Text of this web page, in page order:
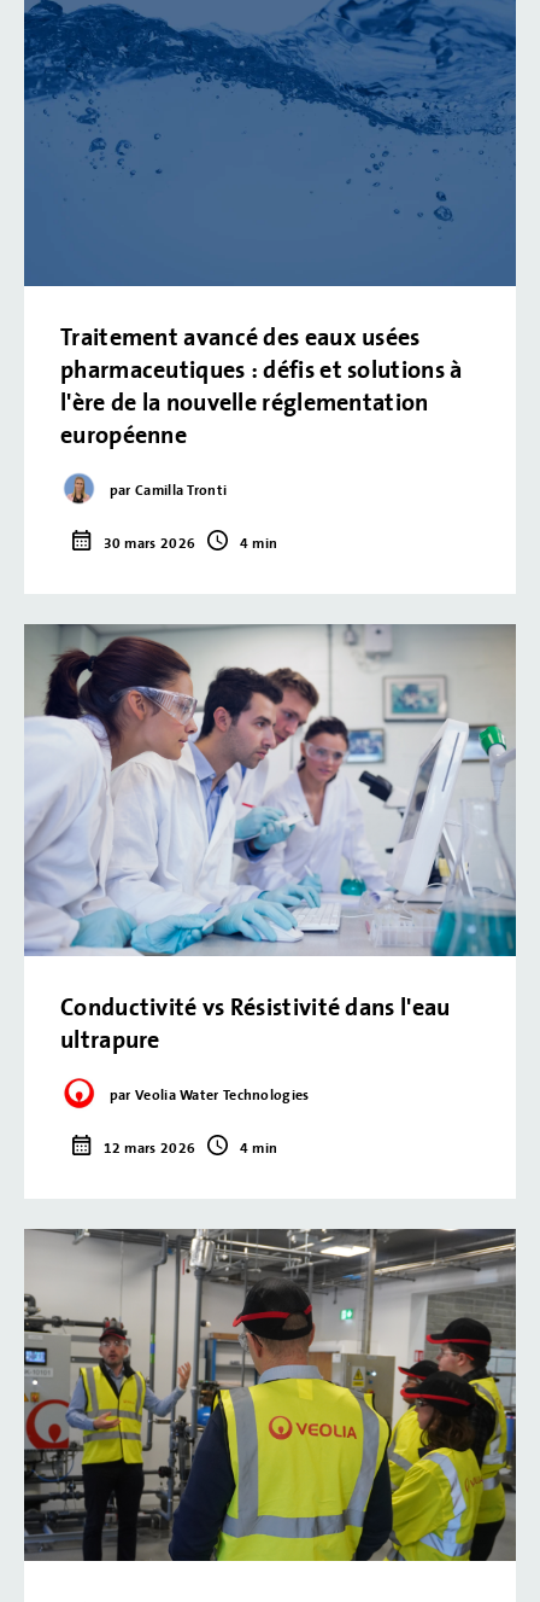
Traitement avancé des eaux usées
pharmaceutiques : défis et solutions à
l'ère de la nouvelle réglementation
européenne
par Camilla Tronti
30 mars 2026 4 min
Conductivité vs Résistivité dans l'eau
ultrapure
par Veolia Water Technologies
12 mars 2026 4 min